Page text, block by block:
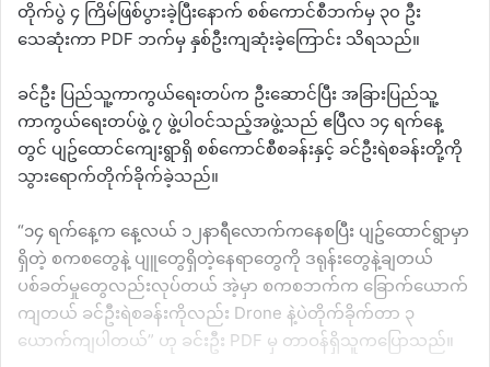
တိုက်ပွဲ ၄ ကြိမ်ဖြစ်ပွားခဲ့ပြီးနောက် စစ်ကောင်စီဘက်မှ ၃၀ ဦး
သေဆုံးကာ PDF ဘက်မှ နှစ်ဦးကျဆုံးခဲ့ကြောင်း သိရသည်။
ခင်ဦး ပြည်သူ့ကာကွယ်ရေးတပ်က ဦးဆောင်ပြီး အခြားပြည်သူ့
ကာကွယ်ရေးတပ်ဖွဲ့ ၇ ဖွဲ့ပါဝင်သည့်အဖွဲ့သည် ဧပြီလ ၁၄ ရက်နေ့
တွင် ပျဥ်ထောင်ကျေးရွာရှိ စစ်ကောင်စီစခန်းနှင့် ခင်ဦးရဲစခန်းတို့ကို
သွားရောက်တိုက်ခိုက်ခဲ့သည်။
“၁၄ ရက်နေ့က နေ့လယ် ၁၂နာရီလောက်ကနေစပြီး ပျဥ်ထောင်ရွာမှာ
ရှိတဲ့ စကစတွေနဲ့ ပျူတွေရှိတဲ့နေရာတွေကို ဒရုန်းတွေနဲ့ချတယ်
ပစ်ခတ်မှုတွေလည်းလုပ်တယ် အဲ့မှာ စကစဘက်က ခြောက်ယောက်
ကျတယ် ခင်ဦးရဲစခန်းကိုလည်း Drone နဲ့ပဲတိုက်ခိုက်တာ ၃
ယောက်ကျပါတယ်” ဟု ခင်းဦး PDF မှ တာဝန်ရှိသူကပြောသည်။